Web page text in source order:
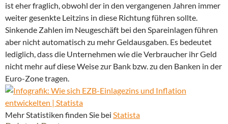
ist eher fraglich, obwohl der in den vergangenen Jahren immer
weiter gesenkte Leitzins in diese Richtung führen sollte.
Sinkende Zahlen im Neugeschäft bei den Spareinlagen führen
aber nicht automatisch zu mehr Geldausgaben. Es bedeutet
lediglich, dass die Unternehmen wie die Verbraucher ihr Geld
nicht mehr auf diese Weise zur Bank bzw. zu den Banken in der
Euro-Zone tragen.
Mehr Statistiken finden Sie bei Statista